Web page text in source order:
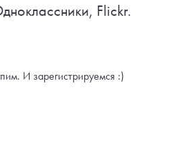
Flickr.
И зарегистрируемся :)